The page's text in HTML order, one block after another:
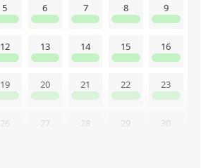
5 6 7 8 9
12 13 14 15 16
19 20 21 22 23
26 27 28 29 30